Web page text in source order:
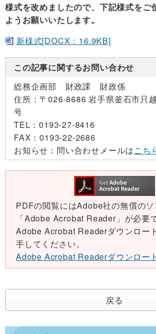
様式を改めましたので、下記様式をご
ようお願いいたします。
新様式[DOCX：16.9KB]
この記事に関するお問い合わせ
総務企画部 財政課 財政係
住所： 〒026-8686 岩手県釜石市只
号
TEL：0193-27-8416
FAX：0193-22-2686
お知らせ： 問い合わせメールはこち
PDFの閲覧にはAdobe社の無償の
「Adobe Acrobat Reader」が必要
Adobe Acrobat Readerダウンロー
手してください。
Adobe Acrobat Readerダウンロー
戻る